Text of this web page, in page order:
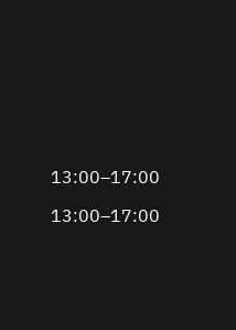
13:00–17:00
13:00–17:00